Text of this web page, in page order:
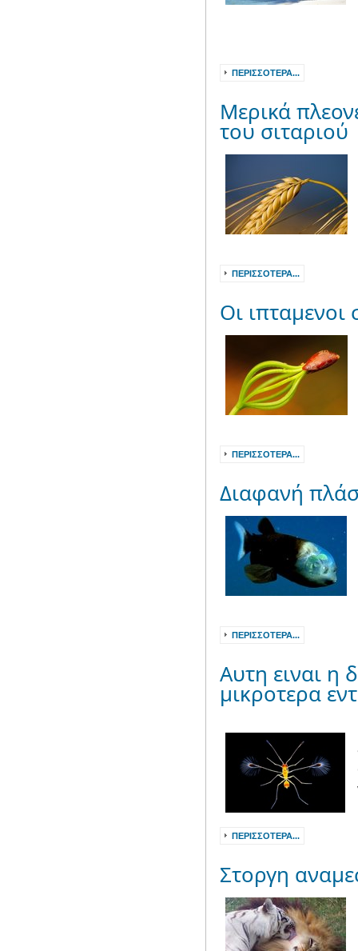
ΠΕΡΙΣΣΌΤΕΡΑ...
Μερικά
του σιταριού
ΠΕΡΙΣΣΌΤΕΡΑ...
Οι ιπταμενοι
ΠΕΡΙΣΣΌΤΕΡΑ...
Διαφανή
ΠΕΡΙΣΣΌΤΕΡΑ...
Aυτη ειναι η
μικροτερα
ΠΕΡΙΣΣΌΤΕΡΑ...
Στοργη